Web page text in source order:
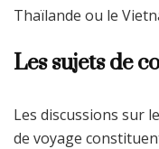
Thaïlande ou le
Les sujets de
Les discussions sur
de voyage